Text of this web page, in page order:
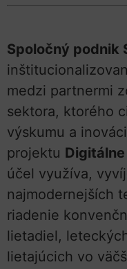
Spoločný podnik
medzi partnermi
sektora, ktorého
výskumu a
projektu
účel využíva,
najmodernejších
riadenie
lietadiel,
lietajúcich vo